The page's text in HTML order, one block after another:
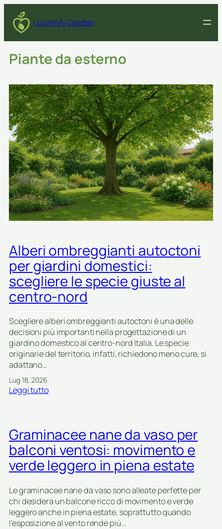
contenuto
I Love My Garden
Piante da esterno
Alberi ombreggianti autoctoni
per giardini domestici:
scegliere le specie giuste al
centro-nord
Scegliere alberi ombreggianti autoctoni è una delle
decisioni più importanti nella progettazione di un
giardino domestico al centro-nord Italia. Le specie
originarie del territorio, infatti, richiedono meno cure, si
adattano…
Lug 18, 2026
Leggi tutto:
e
r
i
o
b
r
e
g
Graminacee nane da vaso per
balconi ventosi: movimento e
verde leggero in piena estate
Le graminacee nane da vaso sono alleate perfette per
chi desidera un balcone ricco di movimento e verde
leggero anche in piena estate, soprattutto quando
l’esposizione al vento rende più…